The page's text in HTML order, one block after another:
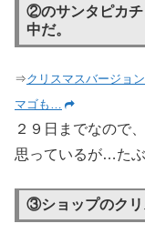
②のサンタピカチ
中だ。
⇒クリスマスバージョ
マゴも…
２９日までなので
思っているが…たぶ
③ショップのクリ